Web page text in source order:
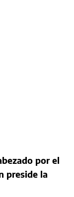
por el
preside la